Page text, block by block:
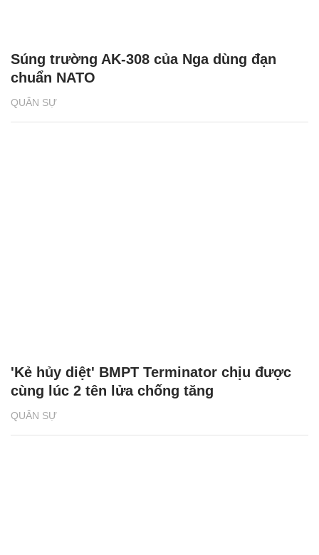
QUÂN SỰ
Súng trường AK-308 của Nga dùng đạn
chuẩn NATO
QUÂN SỰ
'Kẻ hủy diệt' BMPT Terminator chịu được
cùng lúc 2 tên lửa chống tăng